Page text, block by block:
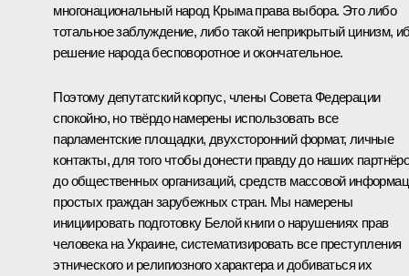
многонациональный народ Крыма права выбора. Это либо
тотальное заблуждение, либо такой неприкрытый цинизм,
решение народа бесповоротное и окончательное.
Поэтому депутатский корпус, члены Совета Федерации
спокойно, но твёрдо намерены использовать все
парламентские площадки, двухсторонний формат, личные
контакты, для того чтобы донести правду до наших
до общественных организаций, средств массовой
простых граждан зарубежных стран. Мы намерены
инициировать подготовку Белой книги о нарушениях прав
человека на Украине, систематизировать все преступления
этнического и религиозного характера и добиваться их